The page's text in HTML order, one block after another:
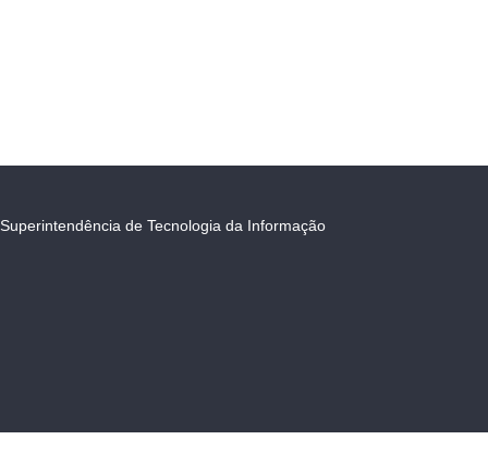
Superintendência de Tecnologia da Informação